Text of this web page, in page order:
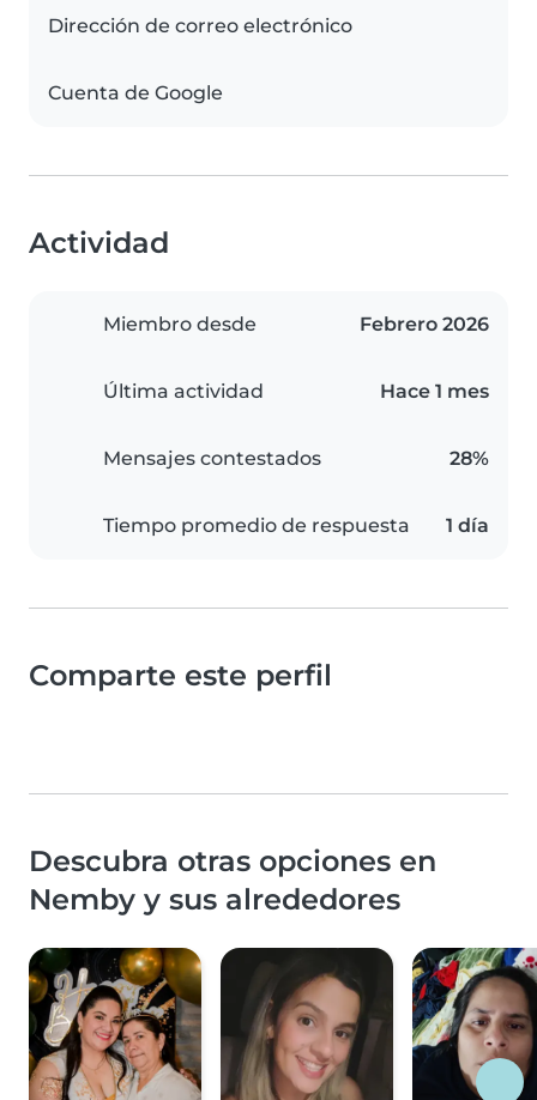
Dirección de correo electrónico
Cuenta de Google
Actividad
Miembro desde Febrero 2026
Última actividad Hace 1 mes
Mensajes contestados 28%
Tiempo promedio de respuesta 1 día
Comparte este perfil
Descubra otras opciones en
Nemby y sus alrededores